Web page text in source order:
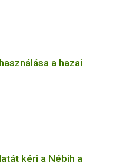
a hazai
kéri a Nébih a